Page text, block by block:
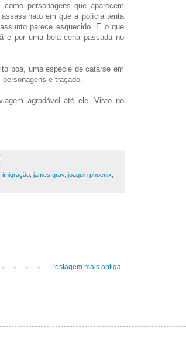
personagens que aparecem
em que a polícia tenta
parece esquecido. E o que
e por uma bela cena passada no
boa, uma espécie de catarse em
é traçado.
agradável até ele. Visto no
imigração james gray, joaquin phoenix
Postagem mais antiga